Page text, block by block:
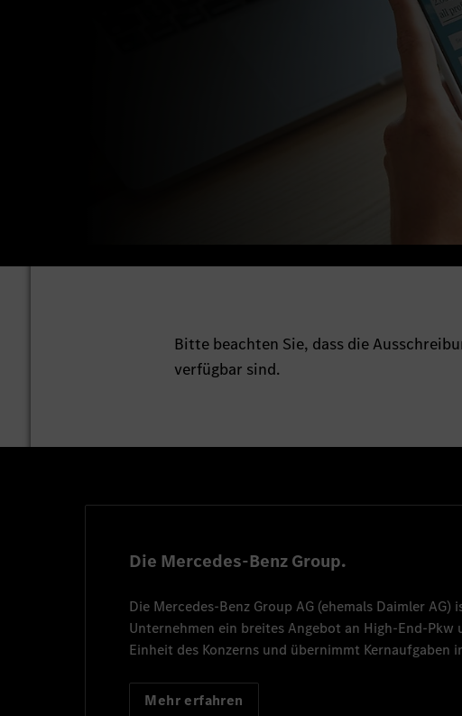
Bitte beachten Sie, dass die
verfügbar sind.
Die Mercedes-Benz Group.
Die Mercedes-Benz Group AG (ehemals Daimler AG)
Unternehmen ein breites Angebot an High-End-Pkw
Einheit des Konzerns und übernimmt Kernaufgaben
Mehr erfahren